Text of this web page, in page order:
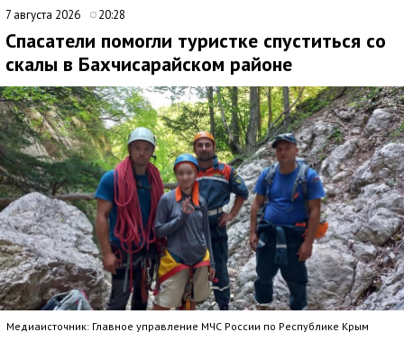
7 августа 2026 20:28
Спасатели помогли туристке спуститься со
скалы в Бахчисарайском районе
Медиаисточник: Главное управление МЧС России по Республике Крым